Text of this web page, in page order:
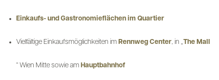
Einkaufs- und Gastronomieflächen im Quartier
Vielfältige Einkaufsmöglichkeiten im Rennweg Center, in „The Mall
“ Wien Mitte sowie am Hauptbahnhof